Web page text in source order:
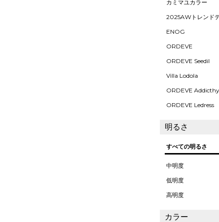
カミマユカラー
2025AWトレンド
ENOG
ORDEVE
ORDEVE Seedil
Villa Lodola
ORDEVE Addicthy
ORDEVE Ledress
明るさ
すべての明るさ
中明度
低明度
高明度
カラー